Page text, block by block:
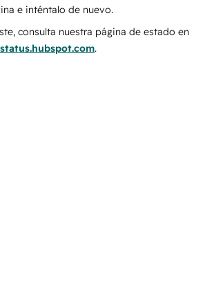
e inténtalo de nuevo.
consulta nuestra página de estado en
status.hubspot.com.